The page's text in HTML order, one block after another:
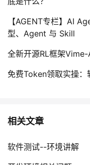
【AGENT专栏】AI
型、Agent 与 Skill
全新开源RL框架
免费Token领取实操
相关文章
软件测试--环境讲解